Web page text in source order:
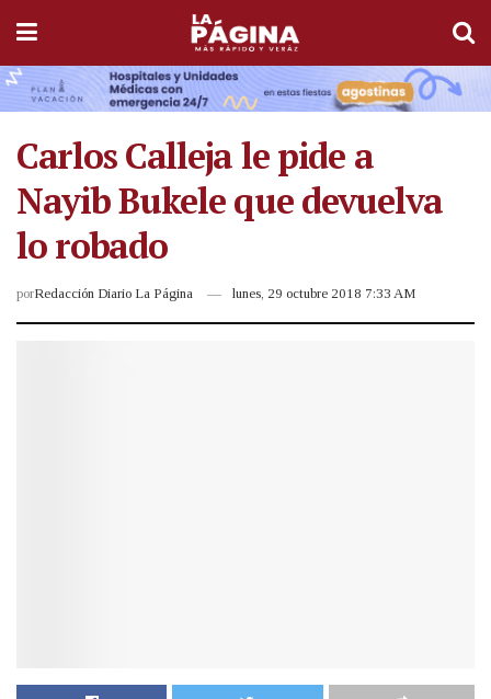
Carlos Calleja le pide a
Nayib Bukele que devuelva
lo robado
porRedacción Diario La Página lunes, 29 octubre 2018 7:33 AM